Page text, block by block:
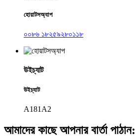
হোয়াটসঅ্যাপ
০০৮৬ ১৮২৫৯২৮০১১৮
উইচ্যাট
উইচ্যাট
A181A2
আমাদের কাছে আপনার বার্তা পাঠান: